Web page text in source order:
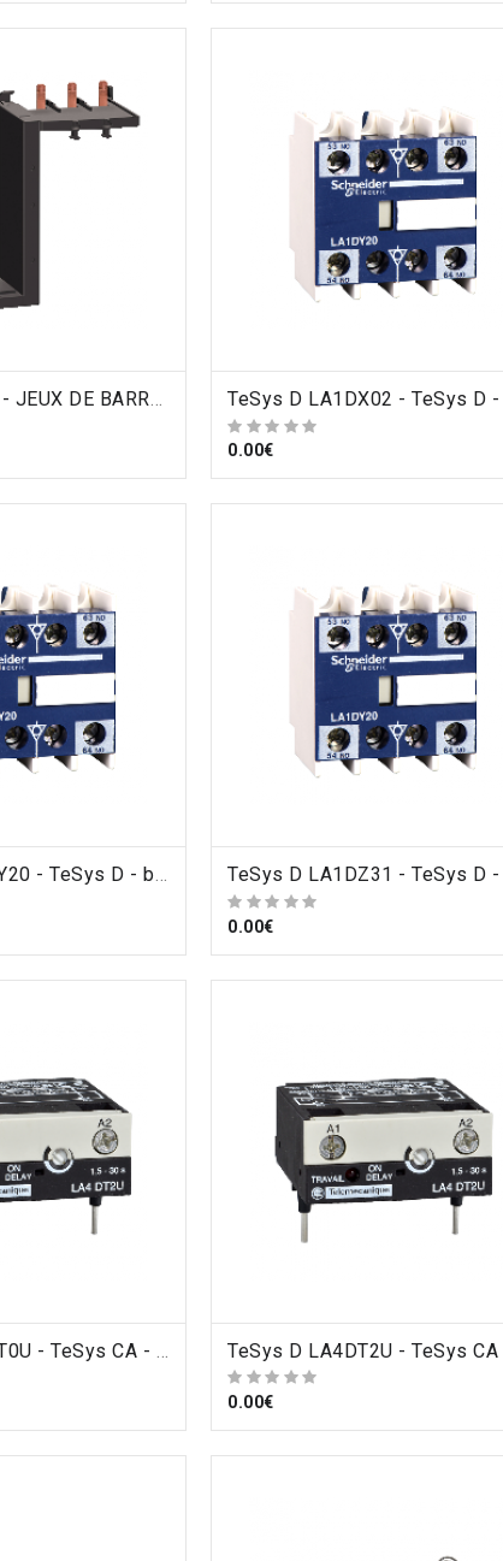
TeSys D GV3S - JEUX DE BARRE PUISSANCE EN S POUR MONTAGE COTE-COTE D40A A D65A AVEC GV3 , Schneider Electric ORDRE
0.00€
TeSys D LA1DY20 - TeSys D - bloc de contacts auxiliaires - 2F+0O - bornes à vis-étriers , Schneider Electric ORDRE
0.00€
ORDRE
0.00€